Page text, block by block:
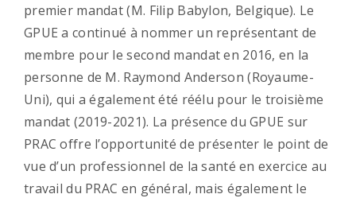
premier mandat (M. Filip Babylon, Belgique). Le
GPUE a continué à nommer un représentant de
membre pour le second mandat en 2016, en la
personne de M. Raymond Anderson (Royaume-
Uni), qui a également été réélu pour le troisième
mandat (2019-2021). La présence du GPUE sur
PRAC offre l’opportunité de présenter le point de
vue d’un professionnel de la santé en exercice au
travail du PRAC en général, mais également le